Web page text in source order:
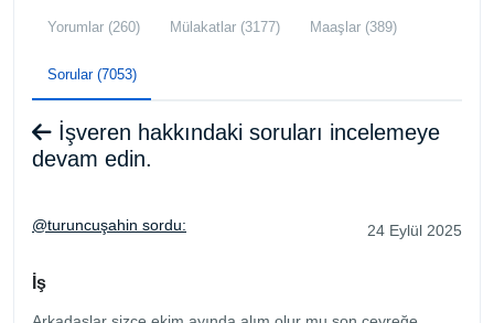
Yorumlar (260) Mülakatlar (3177) Maaşlar (389)
Sorular (7053)
İşveren hakkındaki soruları incelemeye
devam edin.
@turuncuşahin sordu: 24 Eylül 2025
İş